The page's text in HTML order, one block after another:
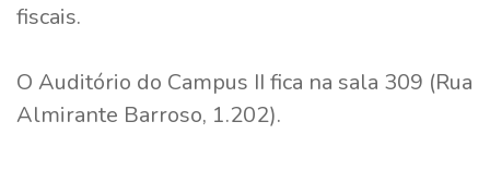
fiscais.
O Auditório do Campus II fica na sala 309 (Rua
Almirante Barroso, 1.202).